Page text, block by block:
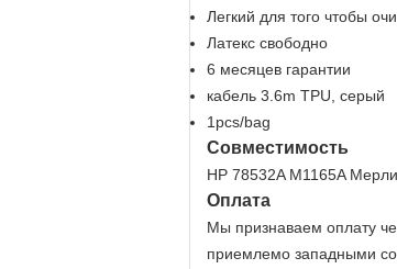
Легкий для того чтобы
Латекс свободно
6 месяцев гарантии
кабель 3.6m TPU, серый
1pcs/bag
Совместимость
HP 78532A M1165A
Оплата
Мы признаваем оплату
приемлемо западными